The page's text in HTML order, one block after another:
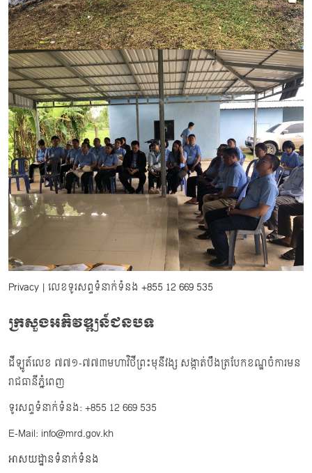
Privacy | លេខទូរសព្ទទំនាក់ទំនង +855 12 669 535
ក្រសួងអភិវឌ្ឍន៍ជនបទ
ដីឡូត៍លេខ ៧៧១-៧៧៣មហាវិថីព្រះមុនីវង្ស សង្កាត់បឹងត្របែកខណ្ឌចំការមន
រាជធានីភ្នំពេញ
ទូរសព្ទទំនាក់ទំនង: +855 12 669 535
E-Mail: info@mrd.gov.kh
អាសយដ្ឋានទំនាក់ទំនង